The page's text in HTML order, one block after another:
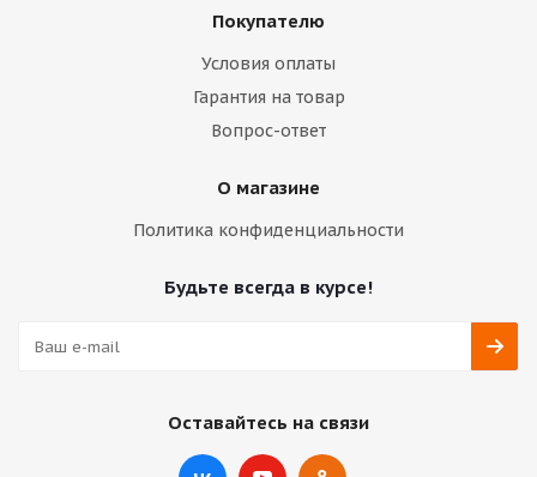
Покупателю
Условия оплаты
Гарантия на товар
Вопрос-ответ
О магазине
Политика конфиденциальности
Будьте всегда в курсе!
Оставайтесь на связи